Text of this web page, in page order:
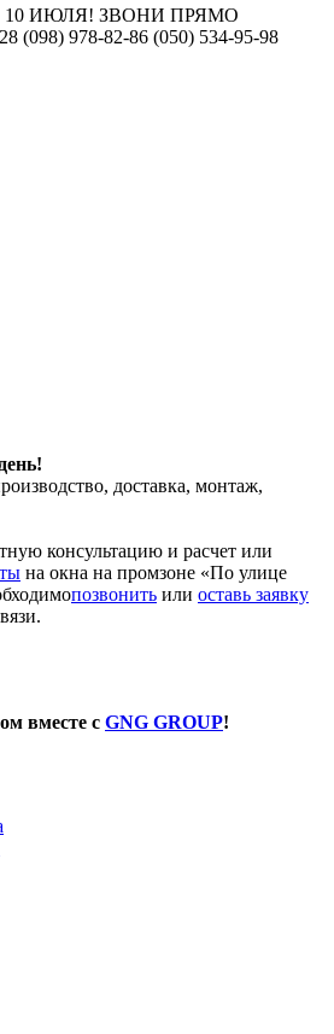
ИЮЛЯ! ЗВОНИ ПРЯМО
(098) 978-82-86 (050) 534-95-98
доставка, монтаж,
консультацию и расчет или
на окна на промзоне «По улице
позвонить или оставь заявку
вместе с GNG GROUP!